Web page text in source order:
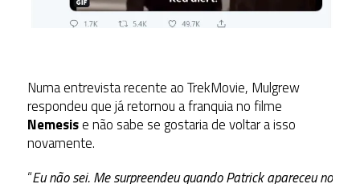
Numa entrevista recente ao TrekMovie, Mulgrew
respondeu que já retornou a franquia no filme
Nemesise não sabe se gostaria de voltar a isso
novamente.
“Eu não sei.Me surpreendeu quando Patrick apareceu no